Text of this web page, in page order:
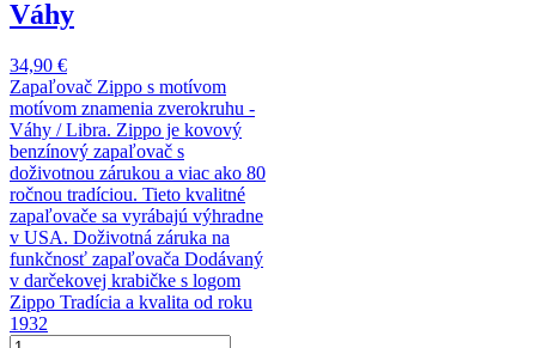
Váhy
34,90 €
Zapaľovač Zippo s motívom
motívom znamenia zverokruhu -
Váhy / Libra. Zippo je kovový
benzínový zapaľovač s
doživotnou zárukou a viac ako 80
ročnou tradíciou. Tieto kvalitné
zapaľovače sa vyrábajú výhradne
v USA. Doživotná záruka na
funkčnosť zapaľovača Dodávaný
v darčekovej krabičke s logom
Zippo Tradícia a kvalita od roku
1932